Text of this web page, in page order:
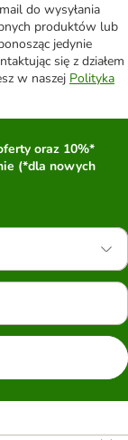
do wysyłania
produktów lub
jedynie
się z działem
w naszej Polityka
oraz 10%*
(*dla nowych